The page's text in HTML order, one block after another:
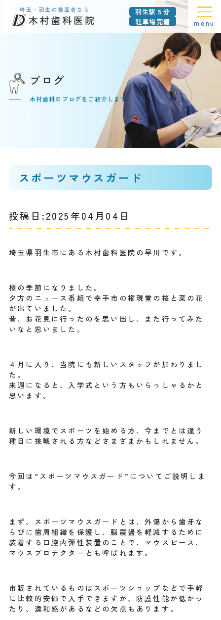
羽生駅５分
駐車場完備
menu
ブログ
木村歯科のブログをご紹介します
スポーツマウスガード
投稿日:2025年04月04日
埼玉県羽生市にある木村歯科医院の早川です。
桜の季節になりました。
夕方のニュース番組で幸手市の権現堂の桜と菜の花
が出ていました。
昔、お花見に行ったのを思い出し、また行ってみた
いなと思いました。
４月に入り、当院にも新しいスタッフが加わりまし
た。
来週になると、入学式という方もいらっしゃるかと
思います。
新しい環境でスポーツを始める方、今までとは違う
種目に挑戦される方などさまざまかもしれません。
今回は“スポーツマウスガード”についてご説明しま
す。
まず、スポーツマウスガードとは、外傷から歯牙な
らびに歯周組織を保護し、脳震盪を軽減するために
装着する口腔内弾性装置のことで、マウスピース、
マウスプロテクターとも呼ばれます。
市販されているものはスポーツショップなどで手軽
に比較的安価で入手できますが、防護性能が低かっ
たり、違和感があるなどの欠点もあります。